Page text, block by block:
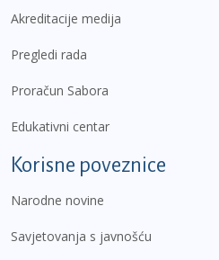
Akreditacije medija
Pregledi rada
Proračun Sabora
Edukativni centar
Korisne poveznice
Narodne novine
Savjetovanja s javnošću